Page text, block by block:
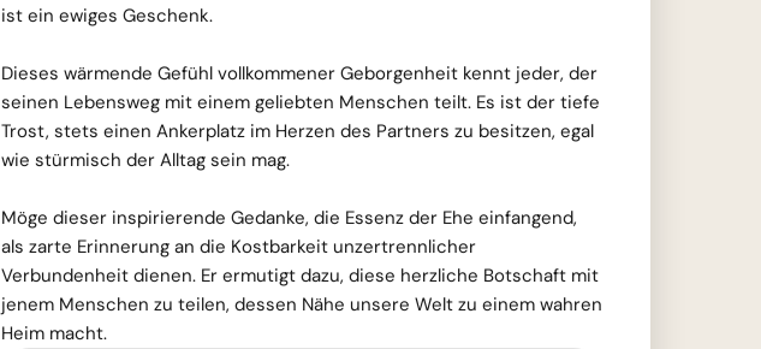
ist ein ewiges Geschenk.
Dieses wärmende Gefühl vollkommener Geborgenheit kennt jeder, der
seinen Lebensweg mit einem geliebten Menschen teilt. Es ist der tiefe
Trost, stets einen Ankerplatz im Herzen des Partners zu besitzen, egal
wie stürmisch der Alltag sein mag.
Möge dieser inspirierende Gedanke, die Essenz der Ehe einfangend,
als zarte Erinnerung an die Kostbarkeit unzertrennlicher
Verbundenheit dienen. Er ermutigt dazu, diese herzliche Botschaft mit
jenem Menschen zu teilen, dessen Nähe unsere Welt zu einem wahren
Heim macht.